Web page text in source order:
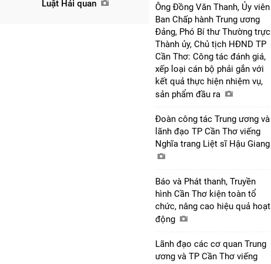
Luật Hải quan
Ông Đồng Văn Thanh, Ủy viên
Ban Chấp hành Trung ương
Đảng, Phó Bí thư Thường trực
Thành ủy, Chủ tịch HĐND TP
Cần Thơ: Công tác đánh giá,
xếp loại cán bộ phải gắn với
kết quả thực hiện nhiệm vụ,
sản phẩm đầu ra
Đoàn công tác Trung ương và
lãnh đạo TP Cần Thơ viếng
Nghĩa trang Liệt sĩ Hậu Giang
Báo và Phát thanh, Truyền
hình Cần Thơ kiện toàn tổ
chức, nâng cao hiệu quả hoạt
động
Lãnh đạo các cơ quan Trung
ương và TP Cần Thơ viếng